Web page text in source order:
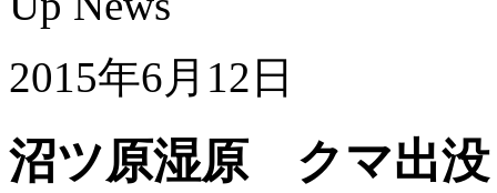
2015年6月12日
沼ツ原湿原 クマ出